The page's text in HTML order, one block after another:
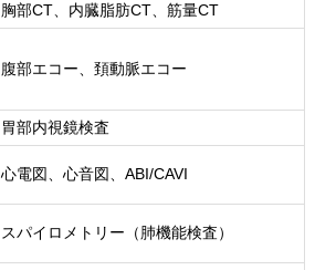
胸部CT、内臓脂肪CT、筋量CT
腹部エコー、頚動脈エコー
胃部内視鏡検査
心電図、心音図、ABI/CAVI
スパイロメトリー（肺機能検査）